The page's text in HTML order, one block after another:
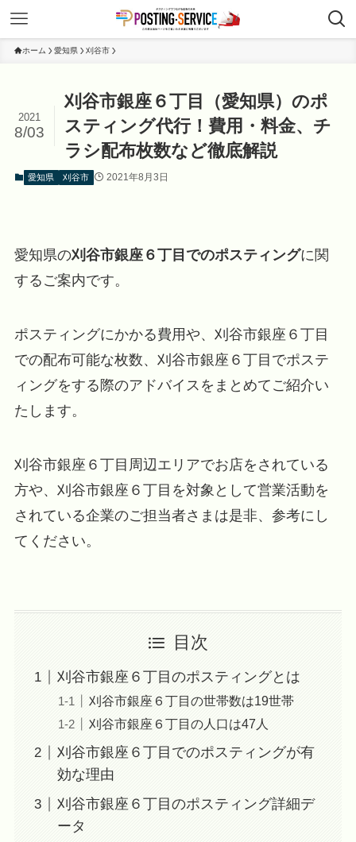
ホーム 愛知県 刈谷市
刈谷市銀座６丁目（愛知県）のポ
スティング代行！費用・料金、チ
ラシ配布枚数など徹底解説
2021
8/03
愛知県 刈谷市 2021年8月3日
愛知県の刈谷市銀座６丁目でのポスティングに関
するご案内です。
ポスティングにかかる費用や、刈谷市銀座６丁目
での配布可能な枚数、刈谷市銀座６丁目でポステ
ィングをする際のアドバイスをまとめてご紹介い
たします。
刈谷市銀座６丁目周辺エリアでお店をされている
方や、刈谷市銀座６丁目を対象として営業活動を
されている企業のご担当者さまは是非、参考にし
てください。
目次
刈谷市銀座６丁目のポスティングとは
刈谷市銀座６丁目の世帯数は19世帯
刈谷市銀座６丁目の人口は47人
刈谷市銀座６丁目でのポスティングが有
効な理由
刈谷市銀座６丁目のポスティング詳細デ
ータ